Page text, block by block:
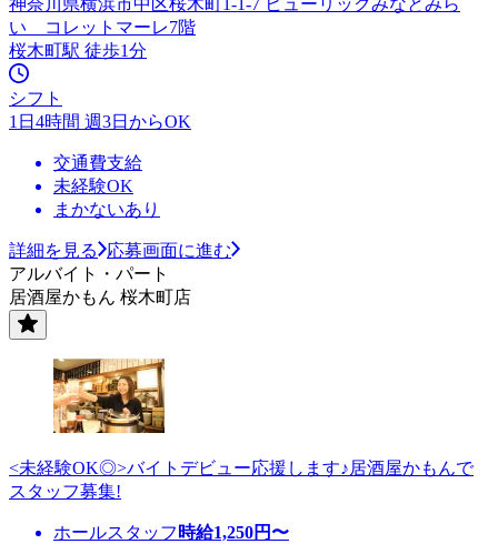
い コレットマーレ7階
桜木町駅 徒歩1分
シフト
1日4時間 週3日からOK
交通費支給
未経験OK
まかないあり
詳細を見る
応募画面に進む
アルバイト・パート
居酒屋かもん 桜木町店
<未経験OK◎>バイトデビュー応援します♪居酒屋かもんで
スタッフ募集!
ホールスタッフ 時給1,250円〜